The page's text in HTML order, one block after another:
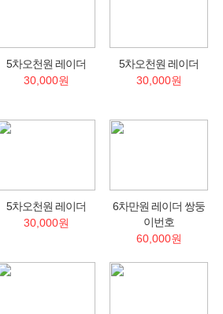
5차오천원 레이더
30,000원
5차오천원 레이더
30,000원
5차오천원 레이더
30,000원
6차만원 레이더 쌍둥
이번호
60,000원